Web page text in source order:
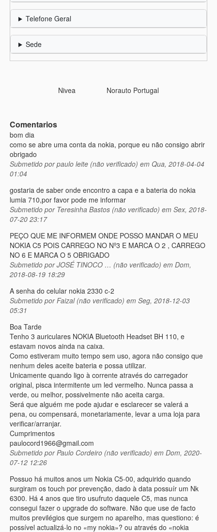
Telefone Geral
Sede
Nivea Norauto Portugal
Comentarios
bom dia
como se abre uma conta da nokia, porque eu não consigo abrir
obrigado
Submetido porpaulo leite (não verificado) em Qua, 2018-04-04
01:04
gostaria de saber onde encontro a capa e a bateria do nokia
lumia 710,por favor pode me informar
Submetido por Teresinha Bastos (não verificado) em Sex, 2018-
07-20 23:17
PEÇO QUE ME INFORMEM ONDE POSSO MANDAR O MEU
NOKIA C5 POIS CARREGO NO Nº3 E MARCA O 2 , CARREGO
NO 6 E MARCA O 5 OBRIGADO
Submetido porJOSÉ TINOCO … (não verificado) em Dom,
2018-08-19 18:29
A senha do celular nokia 2330 c-2
Submetido porFaizal (não verificado) em Seg, 2018-12-03
05:31
Boa Tarde
Tenho 3 auriculares NOKIA Bluetooth Headset BH 110, e
estavam novos ainda na caixa.
Como estiveram muito tempo sem uso, agora não consigo que
nenhum deles aceite bateria e possa utilizar.
Unicamente quando ligo à corrente através do carregador
original, pisca intermitente um led vermelho. Nunca passa a
verde, ou melhor, possivelmente não aceita carga.
Será que alguém me pode ajudar e esclarecer se valerá a
pena, ou compensará, monetariamente, levar a uma loja para
verificar/arranjar.
Cumprimentos
paulocord1966@gmail.com
Submetido porPaulo Cordeiro (não verificado) em Dom, 2020-
07-12 12:26
Possuo há muitos anos um Nokia C5-00, adquirido quando
surgiram os touch por prevenção, dado à data possuír um Nk
6300. Há 4 anos que tiro usufruto daquele C5, mas nunca
consegui fazer o upgrade do software. Não que use de facto
muitos previlégios que surgem no aparelho, mas questiono: é
possível actualizá-lo no «my nokia»? ou através do «nokia